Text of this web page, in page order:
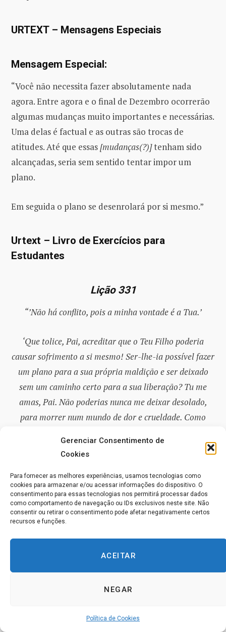
Gerenciar Consentimento de
Cookies
Para fornecer as melhores experiências, usamos tecnologias como
cookies para armazenar e/ou acessar informações do dispositivo. O
consentimento para essas tecnologias nos permitirá processar dados
como comportamento de navegação ou IDs exclusivos neste site. Não
consentir ou retirar o consentimento pode afetar negativamente certos
recursos e funções.
ACEITAR
NEGAR
Política de Cookies
URTEXT – Mensagens Especiais
Mensagem Especial:
“Você não necessita fazer absolutamente nada
agora. Entre agora e o final de Dezembro ocorrerão
algumas mudanças muito importantes e necessárias.
Uma delas é factual e as outras são trocas de
atitudes. Até que essas[mudanças(?)]tenham sido
alcançadas, seria sem sentido tentar impor um
plano.
Em seguida o plano se desenrolará por si mesmo.”
Urtext – Livro de Exercícios para
Estudantes
Lição 331
“’Não há conflito, pois a minha vontade é a Tua.’
‘Que tolice, Pai, acreditar que o Teu Filho poderia
causar sofrimento a si mesmo! Ser-lhe-ia possível fazer
um plano para a sua própria maldição e ser deixado
sem um caminho certo para a sua liberação? Tu me
amas, Pai. Não poderias nunca me deixar desolado,
para morrer num mundo de dor e crueldade. Como
há outra vontade senão a Vontade do Amor. O medo é
conflito com a Tua. O conflito é o sono e a paz o
despertar. A morte é ilusão; a vida, verdade eterna.
Não há oposição à Tua Vontade. Não há conflito, pois a
O perdão nos mostra que a Vontade de Deus é uma só e